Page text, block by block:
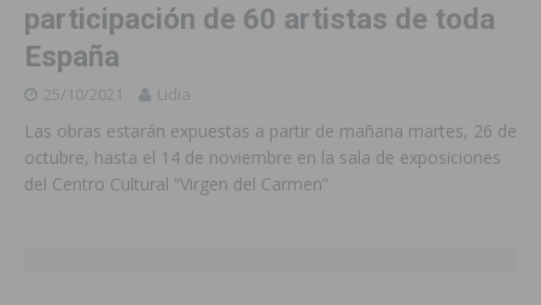
participación de 60 artistas de toda
España
25/10/2021 Lidia
Las obras estarán expuestas a partir de mañana martes, 26 de
octubre, hasta el 14 de noviembre en la sala de exposiciones
del Centro Cultural “Virgen del Carmen”